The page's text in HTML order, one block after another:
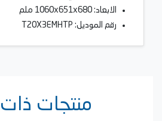
الابعاد: 1060x651x680 ملم
رقم الموديل: T20X3EMHTP
منتجات